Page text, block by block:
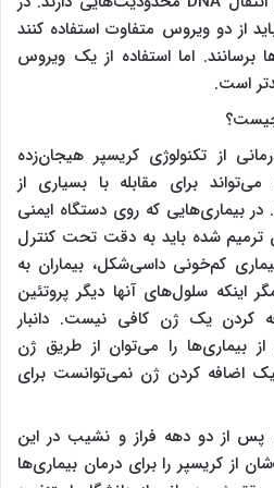
از دو ویروس متفاوت استفاده کنند
برسانند. اما استفاده از یک ویروس
از تکنولوژی کریسپر هیجان‌زده
برای مقابله با بسیاری از
در بیماری‌هایی که روی دستگاه ایمنی
ترمیم شده باید به دقت تحت کنترل
کم‌خونی داسی‌شکل، بیماران به
اینکه سلول‌های آنها دیگر پروتئین
کردن یک ژن کافی نیست. دانبار
بیماری‌ها را می‌توان از طریق ژن
اضافه کردن ژن نمی‌توانست برای
پس از دو دهه فراز و نشیب در این
از کریسپر را برای درمان بیماری‌ها